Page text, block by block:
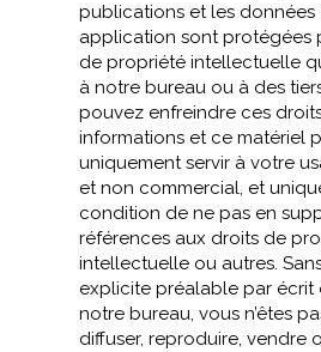
publications et les
application sont protégées
de propriété intellectuelle
à notre bureau ou à des
pouvez enfreindre ces
informations et ce matériel
uniquement servir à votre
et non commercial, et
condition de ne pas en
références aux droits de
intellectuelle ou autres.
explicite préalable par écrit
notre bureau, vous n’êtes
diffuser, reproduire, vendre